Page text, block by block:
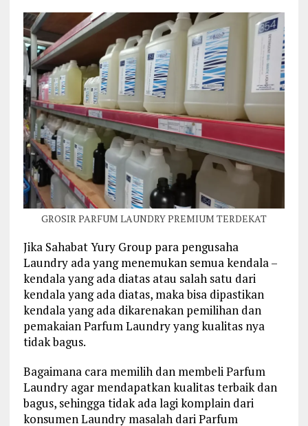
GROSIR PARFUM LAUNDRY PREMIUM TERDEKAT
Jika Sahabat Yury Group para pengusaha
Laundry ada yang menemukan semua kendala –
kendala yang ada diatas atau salah satu dari
kendala yang ada diatas, maka bisa dipastikan
kendala yang ada dikarenakan pemilihan dan
pemakaian Parfum Laundry yang kualitas nya
tidak bagus.
Bagaimana cara memilih dan membeli Parfum
Laundry agar mendapatkan kualitas terbaik dan
bagus, sehingga tidak ada lagi komplain dari
konsumen Laundry masalah dari Parfum